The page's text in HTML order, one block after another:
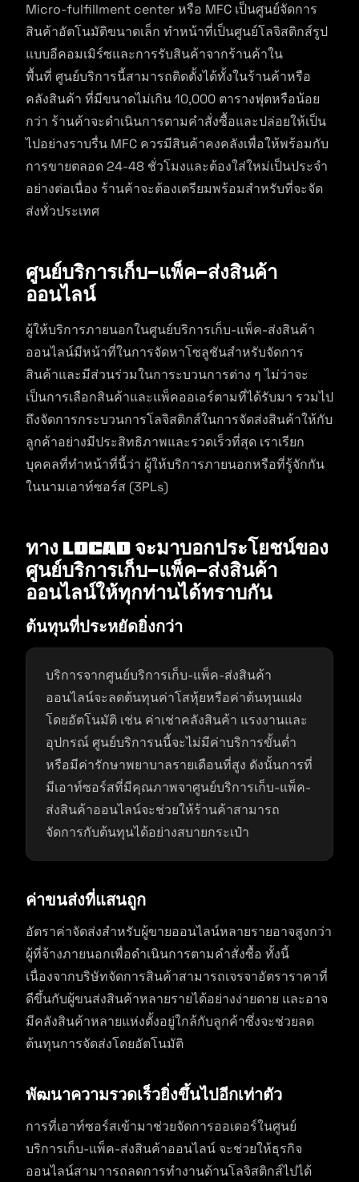
Micro-fulfillment center หรือ MFC เป็นศูนย์จัดการ
สินค้าอัตโนมัติขนาดเล็ก ทำหน้าที่เป็นศูนย์โลจิสติกส์รูป
แบบอีคอมเมิร์ซและการรับสินค้าจากร้านค้าใน
พื้นที่ ศูนย์บริการนี้สามารถติดตั้งได้ทั้งในร้านค้าหรือ
คลังสินค้า ที่มีขนาดไม่เกิน 10,000 ตารางฟุตหรือน้อย
กว่า ร้านค้าจะดำเนินการตามคำสั่งซื้อและปล่อยให้เป็น
ไปอย่างราบรื่น MFC ควรมีสินค้าคงคลังเพื่อให้พร้อมกับ
การขายตลอด 24-48 ชั่วโมงและต้องใส่ใหม่เป็นประจำ
อย่างต่อเนื่อง ร้านค้าจะต้องเตรียมพร้อมสำหรับที่จะจัด
ส่งทั่วประเทศ
ศูนย์บริการเก็บ-แพ็ค-ส่งสินค้า
ออนไลน์
ผู้ให้บริการภายนอกในศูนย์บริการเก็บ-แพ็ค-ส่งสินค้า
ออนไลน์มีหน้าที่ในการจัดหาโซลูชันสำหรับจัดการ
สินค้าและมีส่วนร่วมในการะบวนการต่าง ๆ ไม่ว่าจะ
เป็นการเลือกสินค้าและแพ็คออเอร์ตามที่ได้รับมา รวมไป
ถึงจัดการกระบวนการโลจิสติกส์ในการจัดส่งสินค้าให้กับ
ลูกค้าอย่างมีประสิทธิภาพและรวดเร็วที่สุด เราเรียก
บุคคลที่ทำหน้าที่นี้ว่า ผู้ให้บริการภายนอกหรือที่รู้จักกัน
ในนามเอาท์ซอร์ส (3PLs)
ทาง Locad จะมาบอกประโยชน์ของ
ศูนย์บริการเก็บ-แพ็ค-ส่งสินค้า
ออนไลน์ให้ทุกท่านได้ทราบกัน
ต้นทุนที่ประหยัดยิ่งกว่า
บริการจากศูนย์บริการเก็บ-แพ็ค-ส่งสินค้า
ออนไลน์จะลดต้นทุนค่าโสหุ้ยหรือค่าต้นทุนแฝง
โดยอัตโนมัติ เช่น ค่าเช่าคลังสินค้า แรงงานและ
อุปกรณ์ ศูนย์บริการนนี้จะไม่มีค่าบริการขั้นต่ำ
หรือมีค่ารักษาพยาบาลรายเดือนที่สูง ดังนั้นการที่
มีเอาท์ซอร์สที่มีคุณภาพจาศูนย์บริการเก็บ-แพ็ค-
ส่งสินค้าออนไลน์จะช่วยให้ร้านค้าสามารถ
จัดการกับต้นทุนได้อย่างสบายกระเป๋า
ค่าขนส่งที่แสนถูก
อัตราค่าจัดส่งสำหรับผู้ขายออนไลน์หลายรายอาจสูงกว่า
ผู้ที่จ้างภายนอกเพื่อดำเนินการตามคำสั่งซื้อ ทั้งนี้
เนื่องจากบริษัทจัดการสินค้าสามารถเจรจาอัตราราคาที่
ดีขึ้นกับผู้ขนส่งสินค้าหลายรายได้อย่างง่ายดาย และอาจ
มีคลังสินค้าหลายแห่งตั้งอยู่ใกล้กับลูกค้าซึ่งจะช่วยลด
ต้นทุนการจัดส่งโดยอัตโนมัติ
พัฒนาความรวดเร็วยิ่งขึ้นไปอีกเท่าตัว
การที่เอาท์ซอร์สเข้ามาช่วยจัดการออเดอร์ในศูนย์
บริการเก็บ-แพ็ค-ส่งสินค้าออนไลน์ จะช่วยให้ธุรกิจ
ออนไลน์สามาารถลดการทำงานด้านโลจิสติกส์ไปได้